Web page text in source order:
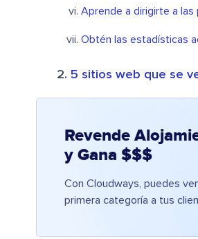
Aprende a dirigirte a
Obtén las estadísticas
5 sitios web que se
Revende
y Gana $$$
Con Cloudways, puedes
primera categoría a tus